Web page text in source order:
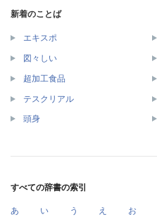
新着のことば
エキスポ
図々しい
超加工食品
テスクリアル
頭身
すべての辞書の索引
あ い う え お